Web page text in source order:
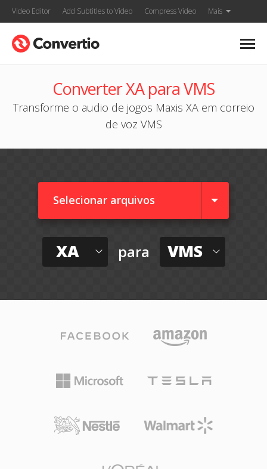
Video Editor Add Subtitles to Video Compress Video Mais
Converter XA para VMS
Transforme o audio de jogos Maxis XA em correio
de voz VMS
Selecionar arquivos
XA para VMS